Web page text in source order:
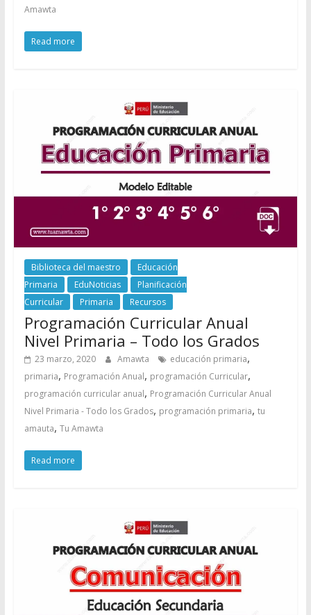
Amawta
Read more
Biblioteca del maestro
Educación
Primaria
EduNoticias
Planificación
Curricular
Primaria Recursos
Programación Curricular Anual
Nivel Primaria – Todo los Grados
23 marzo, 2020 Amawta educación primaria,
primaria, Programación Anual, programación Curricular,
programación curricular anual, Programación Curricular Anual
Nivel Primaria - Todo los Grados, programación primaria, tu
amauta, Tu Amawta
Read more